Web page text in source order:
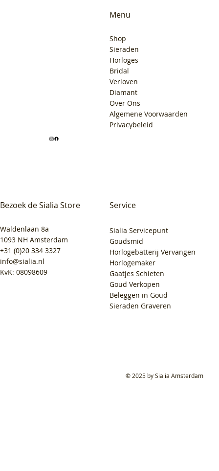
Bezoek de Sialia Store
Waldenlaan 8a
1093 NH Amsterdam
+31 (0)20 334 3327
info@sialia.nl
KvK: 08098609
Menu
Shop
Sieraden
Horloges
Bridal
Verloven
Diamant
Over Ons
Algemene Voorwaarden
Privacybeleid
Service
Sialia Servicepunt
Goudsmid
Horlogebatterij Vervangen
Horlogemaker
Gaatjes Schieten
Goud Verkopen
Beleggen in Goud
Sieraden Graveren
© 2025 by Sialia Amsterdam